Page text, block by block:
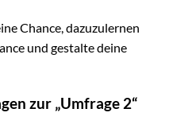
Chance, dazuzulernen
und gestalte deine
zur „Umfrage 2“